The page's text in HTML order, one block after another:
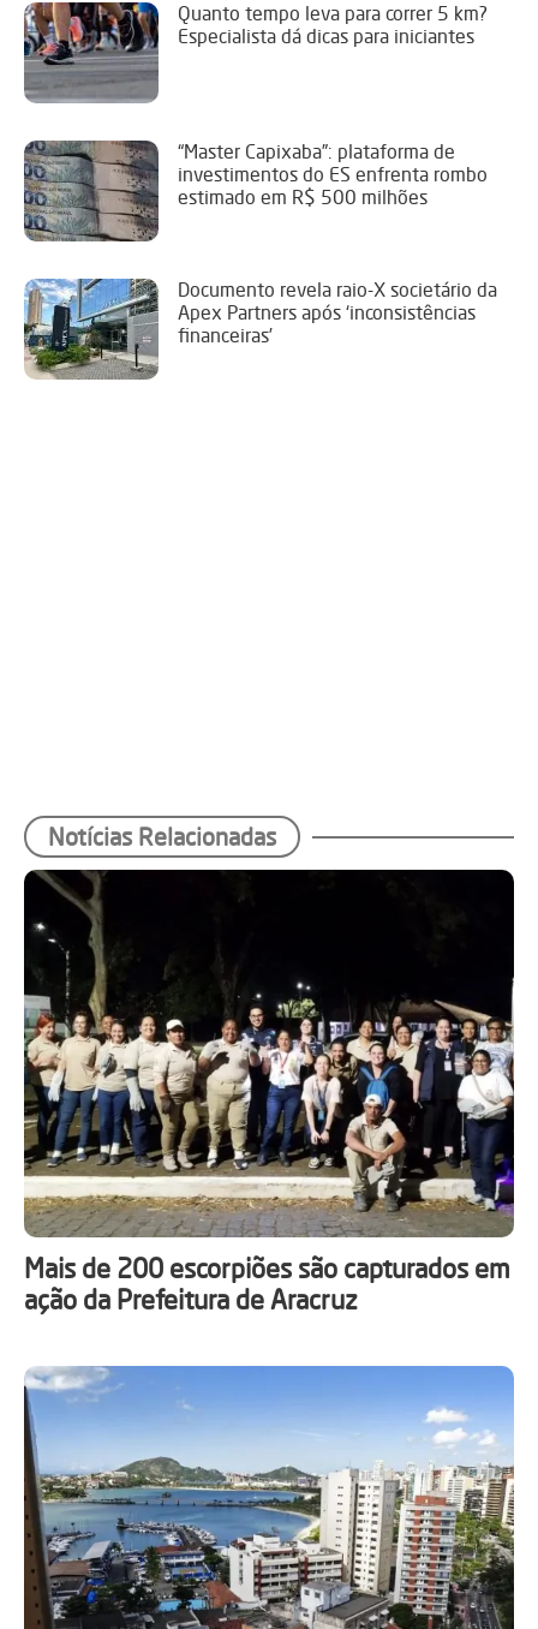
Quanto tempo leva para correr 5 km?
Especialista dá dicas para iniciantes
“Master Capixaba”: plataforma de
investimentos do ES enfrenta rombo
estimado em R$ 500 milhões
Documento revela raio-X societário da
Apex Partners após ‘inconsistências
financeiras’
Notícias Relacionadas
Mais de 200 escorpiões são capturados em
ação da Prefeitura de Aracruz